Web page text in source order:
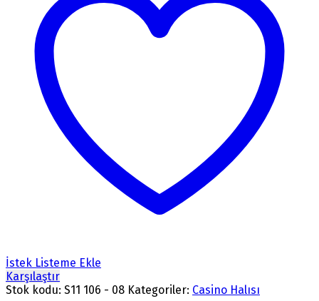
İstek Listeme Ekle
Karşılaştır
Stok kodu: S11 106 - 08 Kategoriler: Casino Halısı